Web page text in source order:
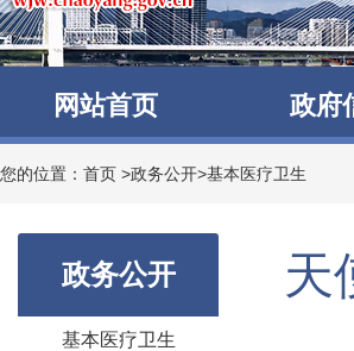
网站首页 政府
您的位置： 首页 >政务公开>基本医疗卫生
政务公开
基本医疗卫生
天